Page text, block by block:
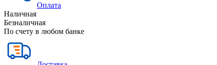
Оплата
Наличная
Безналичная
По счету в любом банке